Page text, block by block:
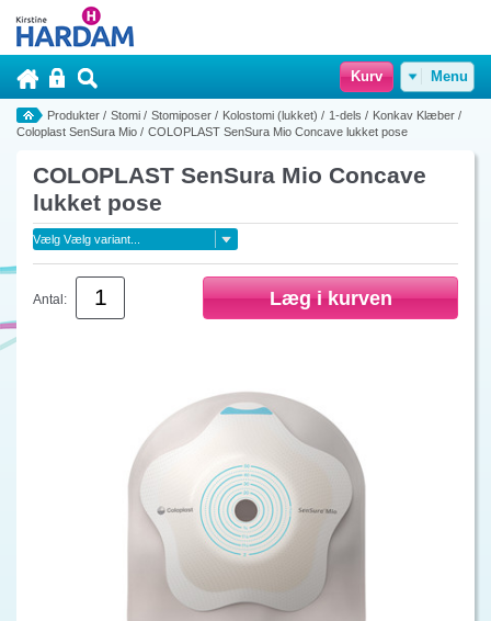
Kurv Menu
Produkter / Stomi / Stomiposer / Kolostomi (lukket) / 1-dels / Konkav Klæber /
Coloplast SenSura Mio / COLOPLAST SenSura Mio Concave lukket pose
COLOPLAST SenSura Mio Concave
lukket pose
Antal: